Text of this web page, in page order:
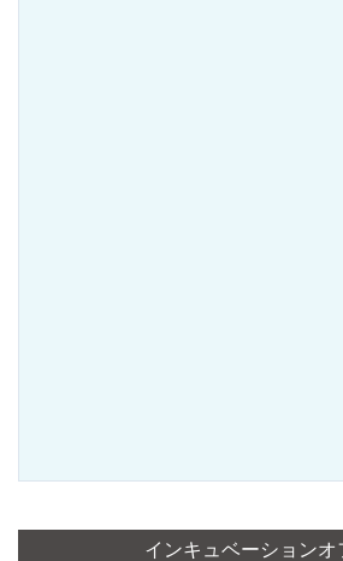
インキュベーションオ